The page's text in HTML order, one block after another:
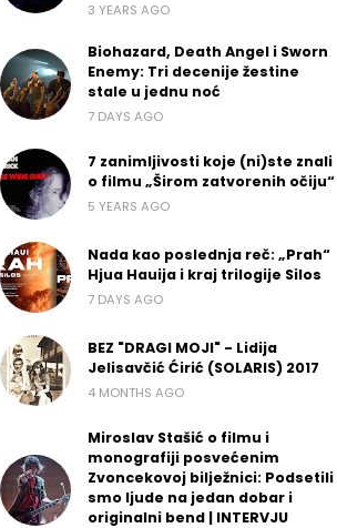
3 YEARS AGO
Biohazard, Death Angel i Sworn
Enemy: Tri decenije žestine
stale u jednu noć
7 DAYS AGO
7 zanimljivosti koje (ni)ste znali
o filmu „Širom zatvorenih očiju“
5 YEARS AGO
Nada kao poslednja reč: „Prah“
Hjua Hauija i kraj trilogije Silos
7 DAYS AGO
BEZ "DRAGI MOJI" - Lidija
Jelisavčić Ćirić (SOLARIS) 2017
4 MONTHS AGO
Miroslav Stašić o filmu i
monografiji posvećenim
Zvoncekovoj bilježnici: Podsetili
smo ljude na jedan dobar i
originalni bend | INTERVJU